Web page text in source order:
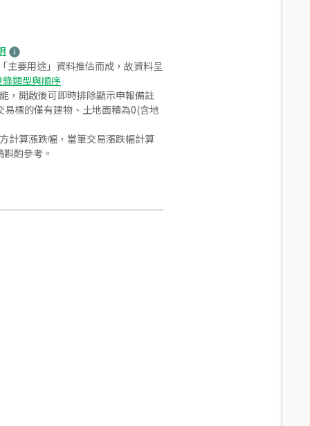
主要用途」資料推估而成，故資料呈
類型與順序
，開啟後可即時排除顯示申報備註
標的僅有建物、土地面積為0(含地
計算漲跌幅，當筆交易漲跌幅計算
酌參考。